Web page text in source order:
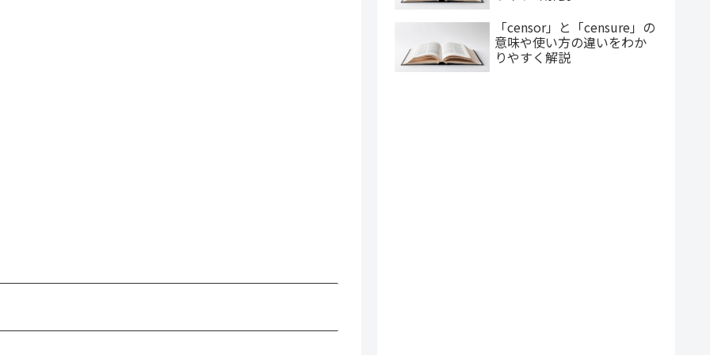
「censor」と「censure」の
意味や使い方の違いをわか
りやすく解説